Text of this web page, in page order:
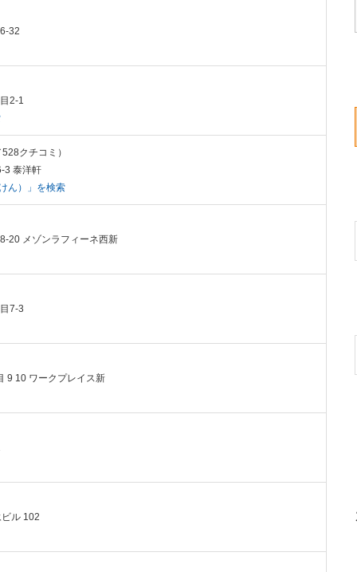
32
2-1
クチコミ）
3 泰洋軒
ん）」を検索
20 メゾンラフィーネ西新
7-3
9 10 ワークプレイス新
ル 102